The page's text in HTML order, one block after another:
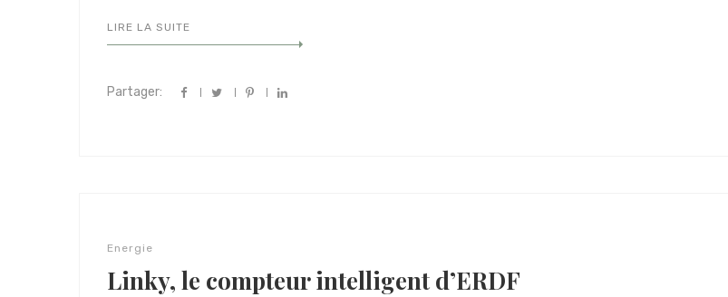
LIRE LA SUITE
Partager:
Energie
Linky, le compteur intelligent d’ERDF